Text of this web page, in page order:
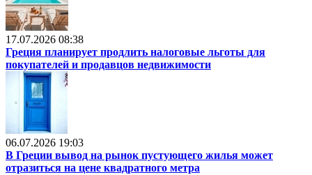
17.07.2026 08:38
Греция планирует продлить налоговые льготы для
покупателей и продавцов недвижимости
06.07.2026 19:03
В Греции вывод на рынок пустующего жилья может
отразиться на цене квадратного метра